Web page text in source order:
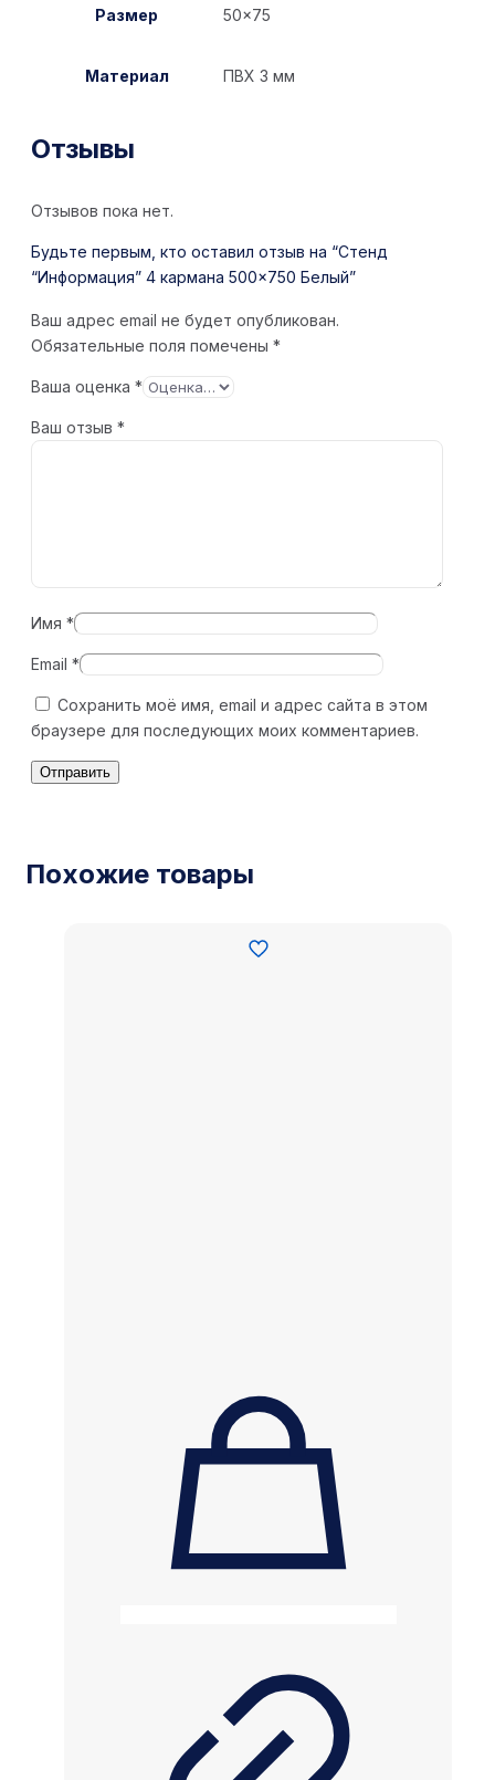
Размер 50×75
Материал ПВХ 3 мм
Отзывы
Отзывов пока нет.
Будьте первым, кто оставил отзыв на “Стенд
“Информация” 4 кармана 500×750 Белый”
Ваш адрес email не будет опубликован.
Обязательные поля помечены *
Ваша оценка *
Ваш отзыв *
Имя *
Email *
Сохранить моё имя, email и адрес сайта в этом
браузере для последующих моих комментариев.
Похожие товары